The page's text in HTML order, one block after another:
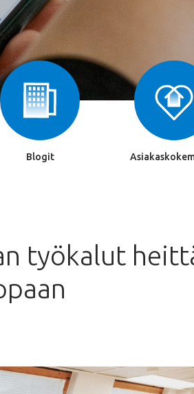
Blogit
työkalut